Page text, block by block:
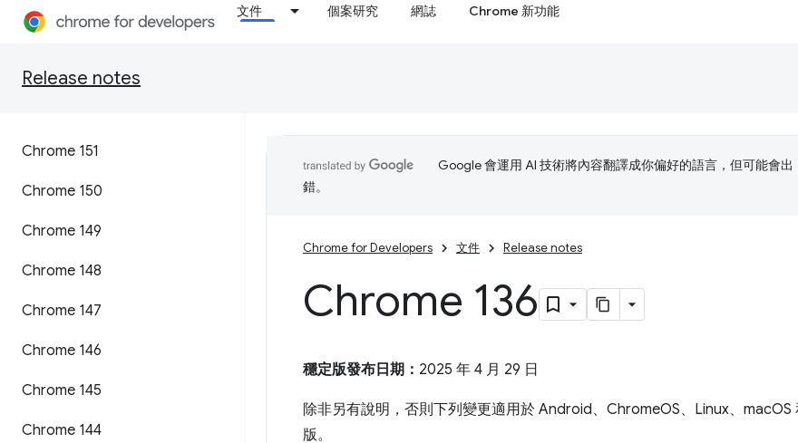
文件 個案研究 網誌 Chrome 新功能
Release notes
Chrome 151
Chrome 150
Chrome 149
Chrome 148
Chrome 147
Chrome 146
Chrome 145
Chrome 144
Google 會運用 AI 技術將內容翻譯成你偏好的語言，但可能會出
錯。
Chrome for Developers 文件 Release notes
Chrome 136
穩定版發布日期： 2025 年 4 月 29 日
除非另有說明，否則下列變更適用於 Android、ChromeOS、Linux、macOS
版。